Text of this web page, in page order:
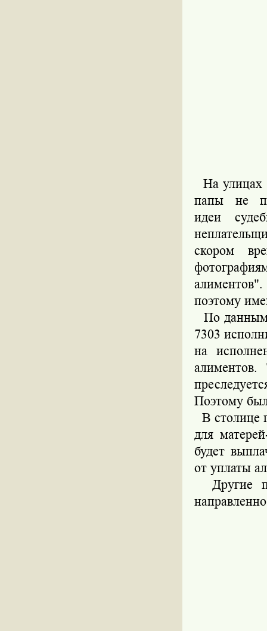
На улицах
папы не
идеи
скором
поэтому
По данным
7303
на
Поэтому
В столице
для
будет
от уплаты
Другие